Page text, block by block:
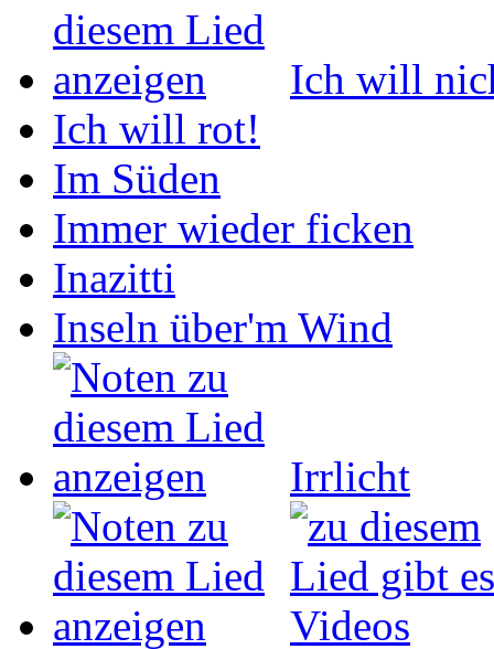
Ich will
Ich will rot!
Im Süden
Immer wieder ficken
Inazitti
Inseln über'm Wind
Irrlicht